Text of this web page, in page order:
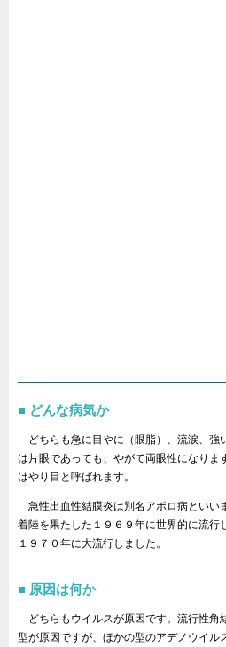
どんな病気か
どちらも急に目やに（眼脂）、流涙、強
は片眼であっても、やがて両眼性になりま
はやり目と呼ばれます。
急性出血性結膜炎は別名アポロ病といい
着陸を果たした１９６９年に世界的に流行
１９７０年に大流行しました。
原因は何か
どちらもウイルスが原因です。流行性角
型が原因ですが、ほかの型のアデノウイル